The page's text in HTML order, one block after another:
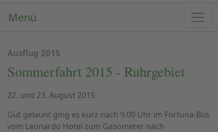
Menü
Ausflug 2015
Sommerfahrt 2015 - Ruhrgebiet
22. und 23. August 2015
Gut gelaunt ging es kurz nach 9.00 Uhr im Fortuna-Bus
vom Leonardo Hotel zum Gasometer nach